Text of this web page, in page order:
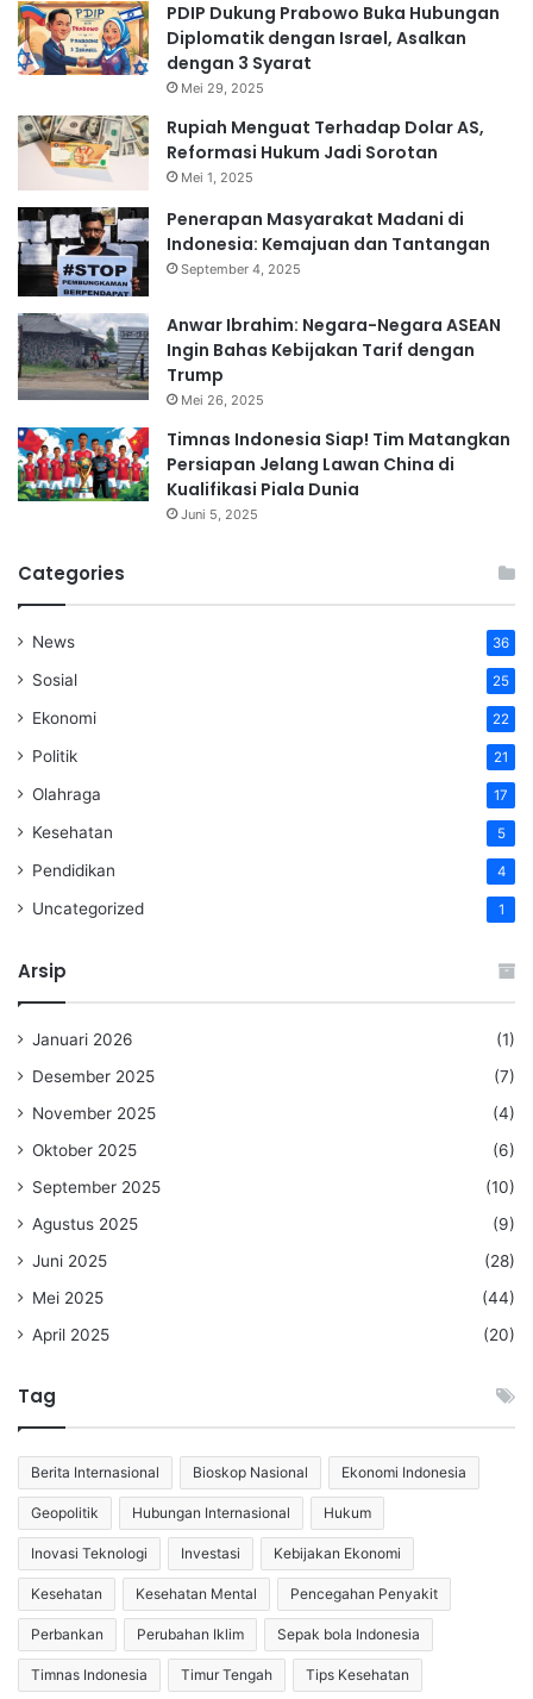
PDIP Dukung Prabowo Buka Hubungan
Diplomatik dengan Israel, Asalkan
dengan 3 Syarat
Mei 29, 2025
Rupiah Menguat Terhadap Dolar AS,
Reformasi Hukum Jadi Sorotan
Mei 1, 2025
Penerapan Masyarakat Madani di
Indonesia: Kemajuan dan Tantangan
September 4, 2025
Anwar Ibrahim: Negara-Negara ASEAN
Ingin Bahas Kebijakan Tarif dengan
Trump
Mei 26, 2025
Timnas Indonesia Siap! Tim Matangkan
Persiapan Jelang Lawan China di
Kualifikasi Piala Dunia
Juni 5, 2025
Categories
News 36
Sosial 25
Ekonomi 22
Politik 21
Olahraga 17
Kesehatan 5
Pendidikan 4
Uncategorized 1
Arsip
Januari 2026
(1)
Desember 2025
(7)
November 2025
(4)
Oktober 2025
(6)
September 2025
(10)
Agustus 2025
(9)
Juni 2025
(28)
Mei 2025
(44)
April 2025
(20)
Tag
Berita Internasional Bioskop Nasional Ekonomi Indonesia
Geopolitik Hubungan Internasional Hukum
Inovasi Teknologi Investasi Kebijakan Ekonomi
Kesehatan Kesehatan Mental Pencegahan Penyakit
Perbankan Perubahan Iklim Sepak bola Indonesia
Timnas Indonesia Timur Tengah Tips Kesehatan